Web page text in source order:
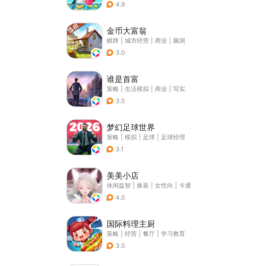
4.9
金币大富翁
棋牌 城市经营 商业
脑洞
3.0
谁是首富
策略 生活模拟 商业
写实
3.5
梦幻足球世界
策略 模拟 足球
足球经理
3.1
美美小店
休闲益智 换装 女性向
卡通
4.0
国际料理主厨
策略 经营 餐厅
学习教育
3.0